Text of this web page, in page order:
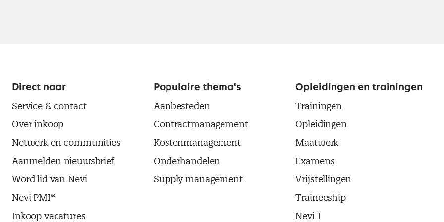
Direct naar
Service & contact
Over inkoop
Netwerk en communities
Aanmelden nieuwsbrief
Word lid van Nevi
Nevi PMI®
Inkoop vacatures
Populaire thema's
Aanbesteden
Contractmanagement
Kostenmanagement
Onderhandelen
Supply management
Opleidingen en trainingen
Trainingen
Opleidingen
Maatwerk
Examens
Vrijstellingen
Traineeship
Nevi 1